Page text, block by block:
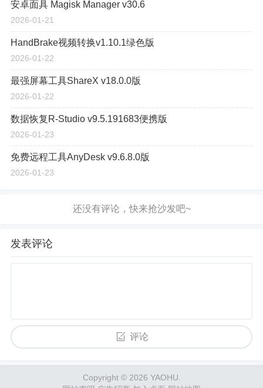
安卓面具 Magisk Manager v30.6
2026-01-21
HandBrake视频转换v1.10.1绿色版
2026-01-22
最强屏幕工具ShareX v18.0.0版
2026-01-22
数据恢复R-Studio v9.5.191683便携版
2026-01-23
免费远程工具AnyDesk v9.6.8.0版
2026-01-23
发表评论
评论
Copyright © 2026 YAOHU.